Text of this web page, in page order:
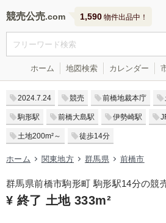
競売公売 1,590 物件出品中！
ホーム 地図検索 カレンダー
2024.7.24 競売 前橋地裁本庁
駒形駅 前橋大島駅 伊勢崎駅
土地200m²～ 徒歩14分
ホーム 関東地方 群馬県 前橋市
群馬県前橋市駒形町 駒形駅14分の競
¥ 終了 土地 333m²